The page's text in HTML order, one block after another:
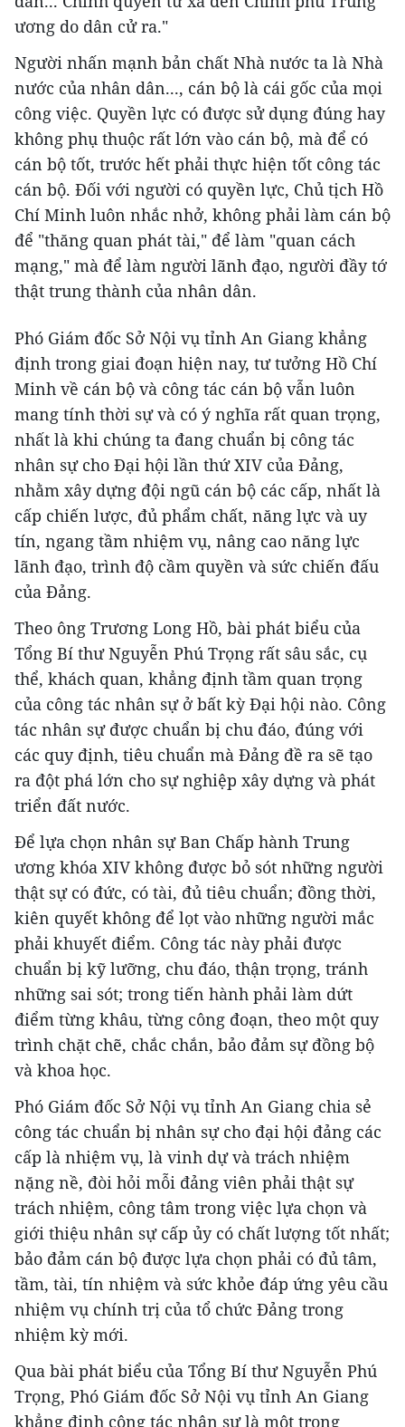
ương do dân cử ra."
Người nhấn mạnh bản chất Nhà nước ta là Nhà
nước của nhân dân..., cán bộ là cái gốc của mọi
công việc. Quyền lực có được sử dụng đúng hay
không phụ thuộc rất lớn vào cán bộ, mà để có
cán bộ tốt, trước hết phải thực hiện tốt công tác
cán bộ. Đối với người có quyền lực, Chủ tịch Hồ
Chí Minh luôn nhắc nhở, không phải làm cán bộ
để "thăng quan phát tài," để làm "quan cách
mạng," mà để làm người lãnh đạo, người đầy tớ
thật trung thành của nhân dân.
Phó Giám đốc Sở Nội vụ tỉnh An Giang khẳng
định trong giai đoạn hiện nay, tư tưởng Hồ Chí
Minh về cán bộ và công tác cán bộ vẫn luôn
mang tính thời sự và có ý nghĩa rất quan trọng,
nhất là khi chúng ta đang chuẩn bị công tác
nhân sự cho Đại hội lần thứ XIV của Đảng,
nhằm xây dựng đội ngũ cán bộ các cấp, nhất là
cấp chiến lược, đủ phẩm chất, năng lực và uy
tín, ngang tầm nhiệm vụ, nâng cao năng lực
lãnh đạo, trình độ cầm quyền và sức chiến đấu
của Đảng.
Theo ông Trương Long Hồ, bài phát biểu của
Tổng Bí thư Nguyễn Phú Trọng rất sâu sắc, cụ
thể, khách quan, khẳng định tầm quan trọng
của công tác nhân sự ở bất kỳ Đại hội nào. Công
tác nhân sự được chuẩn bị chu đáo, đúng với
các quy định, tiêu chuẩn mà Đảng đề ra sẽ tạo
ra đột phá lớn cho sự nghiệp xây dựng và phát
triển đất nước.
Để lựa chọn nhân sự Ban Chấp hành Trung
ương khóa XIV không được bỏ sót những người
thật sự có đức, có tài, đủ tiêu chuẩn; đồng thời,
kiên quyết không để lọt vào những người mắc
phải khuyết điểm. Công tác này phải được
chuẩn bị kỹ lưỡng, chu đáo, thận trọng, tránh
những sai sót; trong tiến hành phải làm dứt
điểm từng khâu, từng công đoạn, theo một quy
trình chặt chẽ, chắc chắn, bảo đảm sự đồng bộ
và khoa học.
Phó Giám đốc Sở Nội vụ tỉnh An Giang chia sẻ
công tác chuẩn bị nhân sự cho đại hội đảng các
cấp là nhiệm vụ, là vinh dự và trách nhiệm
nặng nề, đòi hỏi mỗi đảng viên phải thật sự
trách nhiệm, công tâm trong việc lựa chọn và
giới thiệu nhân sự cấp ủy có chất lượng tốt nhất;
bảo đảm cán bộ được lựa chọn phải có đủ tâm,
tầm, tài, tín nhiệm và sức khỏe đáp ứng yêu cầu
nhiệm vụ chính trị của tổ chức Đảng trong
nhiệm kỳ mới.
Qua bài phát biểu của Tổng Bí thư Nguyễn Phú
Trọng, Phó Giám đốc Sở Nội vụ tỉnh An Giang
khẳng định công tác nhân sự là một trong